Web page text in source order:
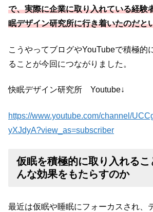
で、実際に企業に取り入れている経験
眠デザイン研究所に行き着いたのだと
こうやってブログやYouTubeで積極的
ることが今回につながりました。
快眠デザイン研究所 Youtube↓
https://www.youtube.com/channel/
yXJdyA?view_as=subscriber
仮眠を積極的に取り入れる
んな効果をもたらすのか
最近は仮眠や睡眠にフォーカスされ、